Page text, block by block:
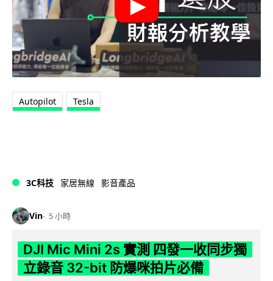
Autopilot Tesla
3C科技 家居無線 影音產品
Vin 5 小時
DJI Mic Mini 2s 實測 四發一收同步獨
立錄音 32-bit 防爆咪拍片必備